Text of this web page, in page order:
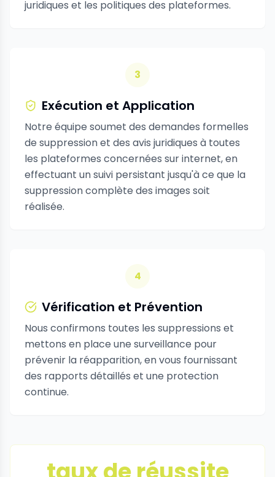
Développement de la stratégie...
3
Exécution et Application
Notre équipe soumet des demandes formelles
de suppression et des avis juridiques à toutes
les plateformes concernées sur internet, en
effectuant un suivi persistant jusqu'à ce que la
suppression complète des images soit
réalisée.
4
Vérification et Prévention
Nous confirmons toutes les suppressions et
mettons en place une surveillance pour
prévenir la réapparition, en vous fournissant
des rapports détaillés et une protection
continue.